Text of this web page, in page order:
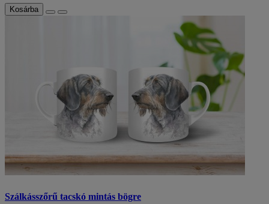
Kosárba
Szálkásszőrű tacskó mintás bögre